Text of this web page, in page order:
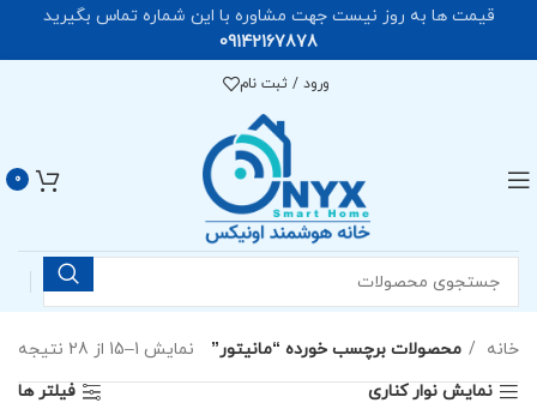
ورود / ثبت نام
0
خانه محصولات برچسب خورده “مانیتور”
نمایش 1–15 از 28 نتیجه
نمایش نوار کناری
فیلتر ها
قیمت ها به روز نیست جهت مشاوره با این شماره تماس بگیرید
09142167878